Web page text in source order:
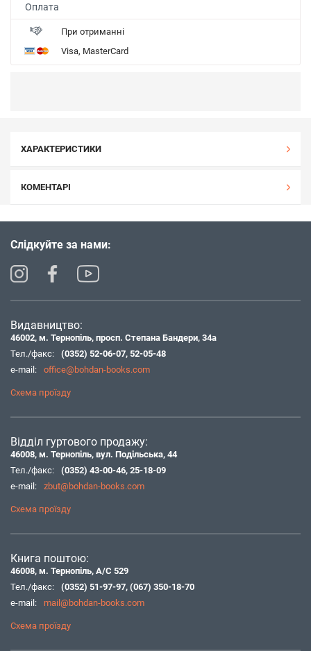
Оплата
При отриманні
Visa, MasterCard
ХАРАКТЕРИСТИКИ
КОМЕНТАРІ
Слідкуйте за нами:
Видавництво:
46002, м. Тернопіль, просп. Степана Бандери, 34а
Тел./факс:
(0352) 52-06-07, 52-05-48
e-mail:
office@bohdan-books.com
Схема проїзду
Відділ гуртового продажу:
46008, м. Тернопіль, вул. Подільська, 44
Тел./факс:
(0352) 43-00-46, 25-18-09
e-mail:
zbut@bohdan-books.com
Схема проїзду
Книга поштою:
46008, м. Тернопіль, А/С 529
Тел./факс:
(0352) 51-97-97, (067) 350-18-70
e-mail:
mail@bohdan-books.com
Схема проїзду